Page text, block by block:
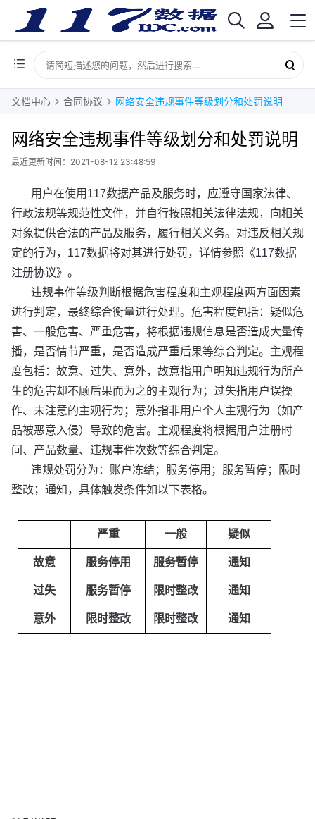
文档中心 合同协议 网络安全违规事件等级划分和处罚说明
网络安全违规事件等级划分和处罚说明
最近更新时间：2021-08-12 23:48:59
用户在使用117数据产品及服务时，应遵守国家法律、
行政法规等规范性文件，并自行按照相关法律法规，向相关
对象提供合法的产品及服务，履行相关义务。对违反相关规
定的行为，117数据将对其进行处罚，详情参照 《117数据
注册协议》 。
违规事件等级判断根据危害程度和主观程度两方面因素
进行判定，最终综合衡量进行处理。危害程度包括：疑似危
害、一般危害、严重危害，将根据违规信息是否造成大量传
播，是否情节严重，是否造成严重后果等综合判定。主观程
度包括：故意、过失、意外，故意指用户明知违规行为所产
生的危害却不顾后果而为之的主观行为；过失指用户误操
作、未注意的主观行为；意外指非用户个人主观行为（如产
品被恶意入侵）导致的危害。主观程度将根据用户注册时
间、产品数量、违规事件次数等综合判定。
违规处罚分为：账户冻结；服务停用；服务暂停；限时
整改；通知，具体触发条件如以下表格。
严重 一般 疑似
故意 服务停用 服务暂停 通知
过失 服务暂停 限时整改 通知
意外 限时整改 限时整改 通知